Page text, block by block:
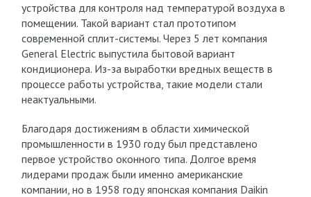
устройства для контроля над температурой воздуха в
помещении. Такой вариант стал прототипом
современной сплит-системы. Через 5 лет компания
General Electric выпустила бытовой вариант
кондиционера. Из-за выработки вредных веществ в
процессе работы устройства, такие модели стали
неактуальными.
Благодаря достижениям в области химической
промышленности в 1930 году был представлено
первое устройство оконного типа. Долгое время
лидерами продаж были именно американские
компании, но в 1958 году японская компания Daikin